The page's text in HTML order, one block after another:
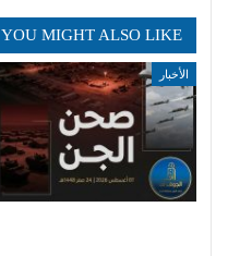
YOU MIGHT ALSO LIKE
الأخبار